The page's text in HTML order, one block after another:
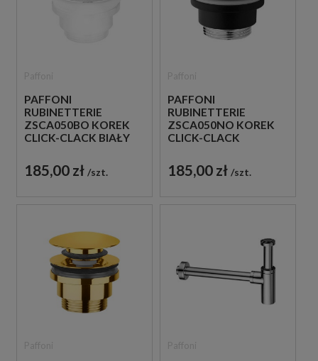
PAFFONI
RUBINETTERIE
ZSCA050BO KOREK
CLICK-CLACK BIAŁY
185,00 zł szt.
PAFFONI
RUBINETTERIE
ZSCA050NO KOREK
CLICK-CLACK
185,00 zł szt.